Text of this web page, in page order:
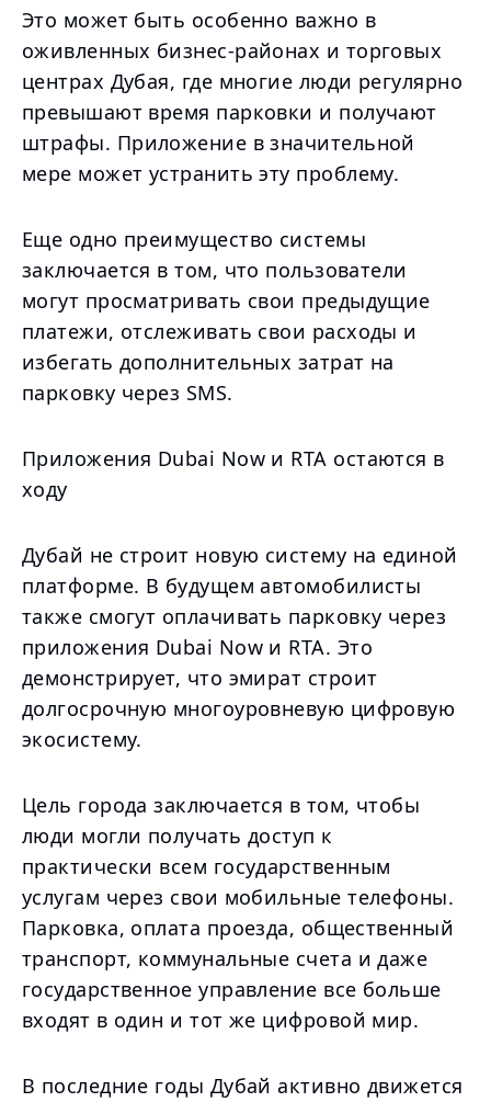
Это может быть особенно важно в
оживленных бизнес-районах и торговых
центрах Дубая, где многие люди регулярно
превышают время парковки и получают
штрафы. Приложение в значительной
мере может устранить эту проблему.
Еще одно преимущество системы
заключается в том, что пользователи
могут просматривать свои предыдущие
платежи, отслеживать свои расходы и
избегать дополнительных затрат на
парковку через SMS.
Приложения Dubai Now и RTA остаются в
ходу
Дубай не строит новую систему на единой
платформе. В будущем автомобилисты
также смогут оплачивать парковку через
приложения Dubai Now и RTA. Это
демонстрирует, что эмират строит
долгосрочную многоуровневую цифровую
экосистему.
Цель города заключается в том, чтобы
люди могли получать доступ к
практически всем государственным
услугам через свои мобильные телефоны.
Парковка, оплата проезда, общественный
транспорт, коммунальные счета и даже
государственное управление все больше
входят в один и тот же цифровой мир.
В последние годы Дубай активно движется